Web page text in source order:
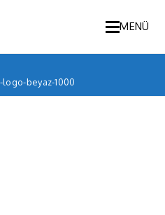
MENÜ
logo-beyaz-1000